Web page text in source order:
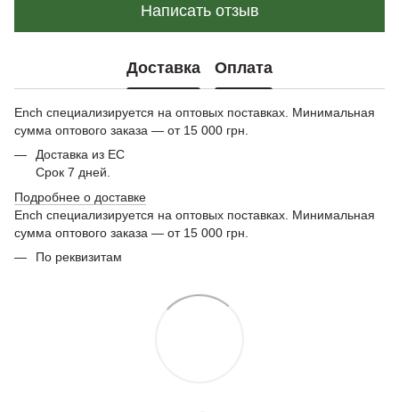
Написать отзыв
Доставка Оплата
Ench специализируется на оптовых поставках. Минимальная
сумма оптового заказа — от 15 000 грн.
Доставка из ЕС
Срок 7 дней.
Подробнее о доставке
Ench специализируется на оптовых поставках. Минимальная
сумма оптового заказа — от 15 000 грн.
По реквизитам